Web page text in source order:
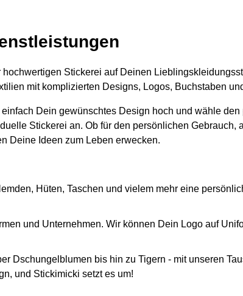
Stickerei auf Deinen
mit komplizierten Designs, Logos, Buchstaben
Dein gewünschtes Design hoch und wähle
Stickerei an. Ob für den persönlichen
Deine Ideen zum Leben erwecken.
Hüten, Taschen und vielem mehr eine
und Unternehmen. Wir können Dein Logo auf
Dschungelblumen bis hin zu Tigern - mit unseren
und Stickimicki setzt es um!